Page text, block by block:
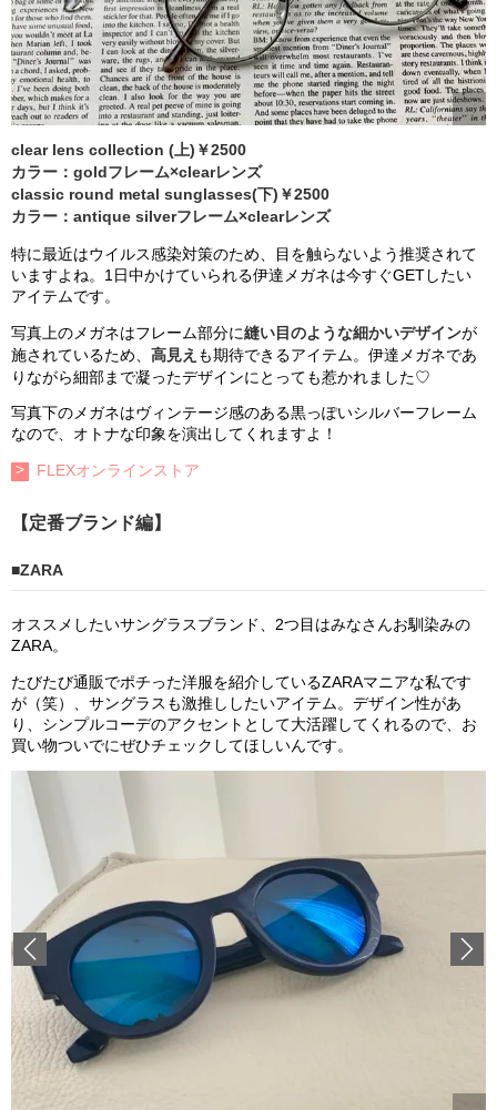
clear lens collection (上)￥2500
カラー：goldフレーム×clearレンズ
classic round metal sunglasses(下)￥2500
カラー：antique silverフレーム×clearレンズ
特に最近はウイルス感染対策のため、目を触らないよう推奨されて
いますよね。1日中かけていられる伊達メガネは今すぐGETしたい
アイテムです。
写真上のメガネはフレーム部分に縫い目のような細かいデザインが
施されているため、 高見え も期待できるアイテム。伊達メガネであ
りながら細部まで凝ったデザインにとっても惹かれました♡
写真下のメガネはヴィンテージ感のある黒っぽいシルバーフレーム
なので、オトナな印象を演出してくれますよ！
FLEXオンラインストア
【定番ブランド編】
■ZARA
オススメしたいサングラスブランド、2つ目はみなさんお馴染みの
ZARA。
たびたび通販でポチった洋服を紹介しているZARAマニアな私です
が（笑）、サングラスも激推ししたいアイテム。デザイン性があ
り、シンプルコーデのアクセントとして大活躍してくれるので、お
買い物ついでにぜひチェックしてほしいんです。
Previous